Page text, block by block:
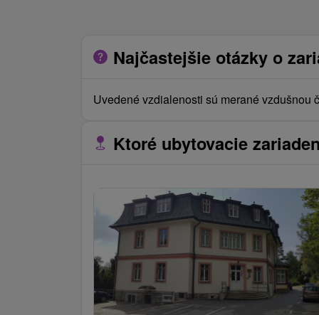
Najčastejšie otázky o
Uvedené vzdialenosti sú merané vzdušnou
Ktoré ubytovacie